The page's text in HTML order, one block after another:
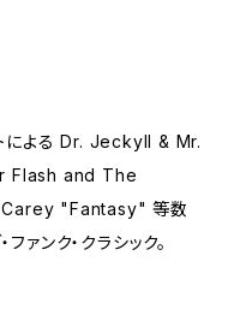
による Dr. Jeckyll & Mr.
Flash and The
"Fantasy" 等数
ァンク・クラシック。